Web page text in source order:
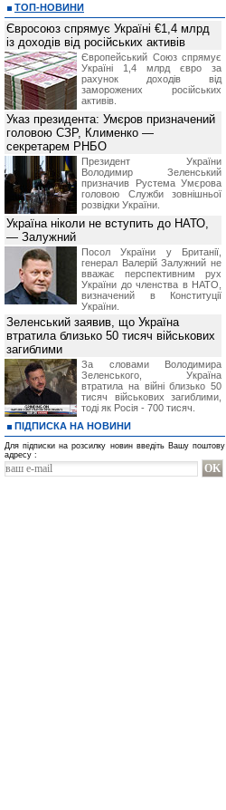
ТОП-НОВИНИ
Євросоюз спрямує Україні €1,4 млрд
із доходів від російських активів
Європейський Союз спрямує
Україні 1,4 млрд євро за
рахунок доходів від
заморожених російських
активів.
Указ президента: Умєров призначений
головою СЗР, Клименко —
секретарем РНБО
Президент України
Володимир Зеленський
призначив Pустема Умєрова
головою Служби зовнішньої
розвідки України.
Україна ніколи не вступить до НАТО,
— Залужний
Посол України у Британії,
генерал Валерій Залужний не
вважає перспективним рух
України до членства в НАТО,
визначений в Конституції
України.
Зеленський заявив, що Україна
втратила близько 50 тисяч військових
загиблими
За словами Володимира
Зеленського, Україна
втратила на війні близько 50
тисяч військових загиблими,
тоді як Росія - 700 тисяч.
ПІДПИСКА НА НОВИНИ
Для підписки на розсилку новин введіть Вашу поштову
адресу :